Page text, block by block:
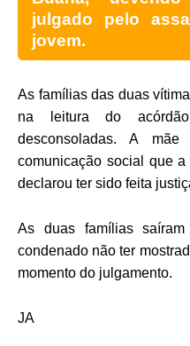
julgado pelo
jovem.
As famílias das duas
na leitura do
desconsoladas. A
comunicação social que
declarou ter sido feita
As duas famílias
condenado não ter
momento do julgamento.
JA